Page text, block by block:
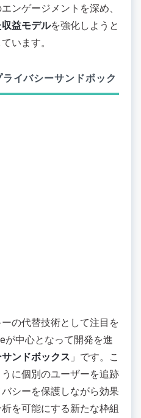
ンゲージメントを深め、
益モデルを強化しようと
います。
イバシーサンドボック
の代替技術として注目を
中心となって開発を進
ンドボックス 」です。こ
に個別のユーザーを追跡
シーを保護しながら効果
を可能にする新たな枠組